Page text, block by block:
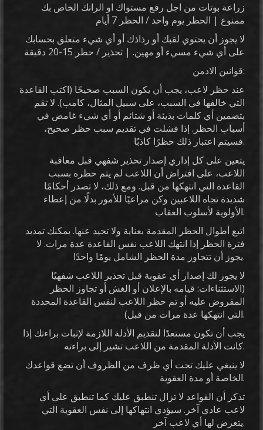
زراعة بوتات من اجل رفع مستواك او الرانك الخاص بك
ممنوع | الحظر يوم واحد / الحظر 7 أيام
لا يجوز أن يحتوي لقبك أو رذاذك أو أي شيء متعلق بحسابك
على أي شيء مسيء أو مهين. | تحذير / حظر 15-20 دقيقة
قوانين الادمن:
عند حظر لاعب، يجب أن يكون السبب صحيحًا (اكتب القاعدة
التي خالفها في السبب، على سبيل المثال، كامب). لا تقم
بتضمين أي كلمات بذيئة أو شتائم أو أي شيء غامض في
أسباب الحظر. إذا فشلت في تقديم سبب حظر صحيح،
فسيتم اعتبار ذلك حظرًا كاذبًا.
يتعين على كل إداري إصدار تحذير شفهي قبل معاقبة
اللاعب، على افتراض أن اللاعب لم يتم حظره بسبب
القاعدة التي انتهكها من قبل. ومع ذلك، لا تصدر أحكامًا
شديدة تجاه اللاعبين وكن مراعيًا للأمور بدلًا من إعطاء
الأولوية لأسلوب العقاب.
اتبع أطوال الحظر المقدمة بعناية ولا تحيد عنها. يمكنك تمديد
فترة الحظر إذا انتهك اللاعب نفس القاعدة عدة مرات. لا
يجوز أن تتجاوز مدة الحظر الشامل يومًا واحدًا.
لا يجوز لك إصدار أي عقوبة قبل تحذير اللاعب شفهيًا
(الاستثناءات: قيامه بالإعلان أو الغش أو تجاوز الحظر
المفروض عليه أو تم حظر اللاعب لنفس القاعدة المحددة
التي انتهكها عدة مرات من قبل).
يجب أن تكون مستعدًا لتقديم الأدلة اللازمة لإثبات براءتك إذا
كانت الأدلة المقدمة من اللاعب تشير إلى براءته.
لا ينبغي عليك تحت أي ظرف من الظروف أن تضع قواعدك
الخاصة أو مدة العقوبة.
تذكر أن القواعد لا تزال تنطبق عليك كما تنطبق على أي
لاعب عادي آخر. سيؤدي انتهاكها إلى نفس العقوبة التي
يتعرض لها أي لاعب آخر.